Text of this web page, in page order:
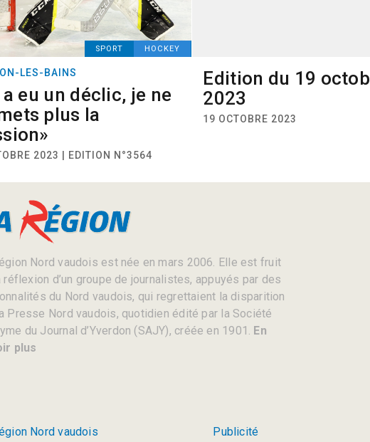
SPORT HOCKEY
LES-BAINS
a eu un déclic, je ne
plus la
2023 | EDITION N°3564
Edition du 19
2023
19 OCTOBRE 2023
Nord vaudois est née en mars 2006. Elle est fruit
réflexion d’un groupe de journalistes, appuyés par des
du Nord vaudois, qui regrettaient la disparition
Presse Nord vaudois, quotidien édité par la Société
du Journal d’Yverdon (SAJY), créée en 1901. En
plus
Nord vaudois Publicité